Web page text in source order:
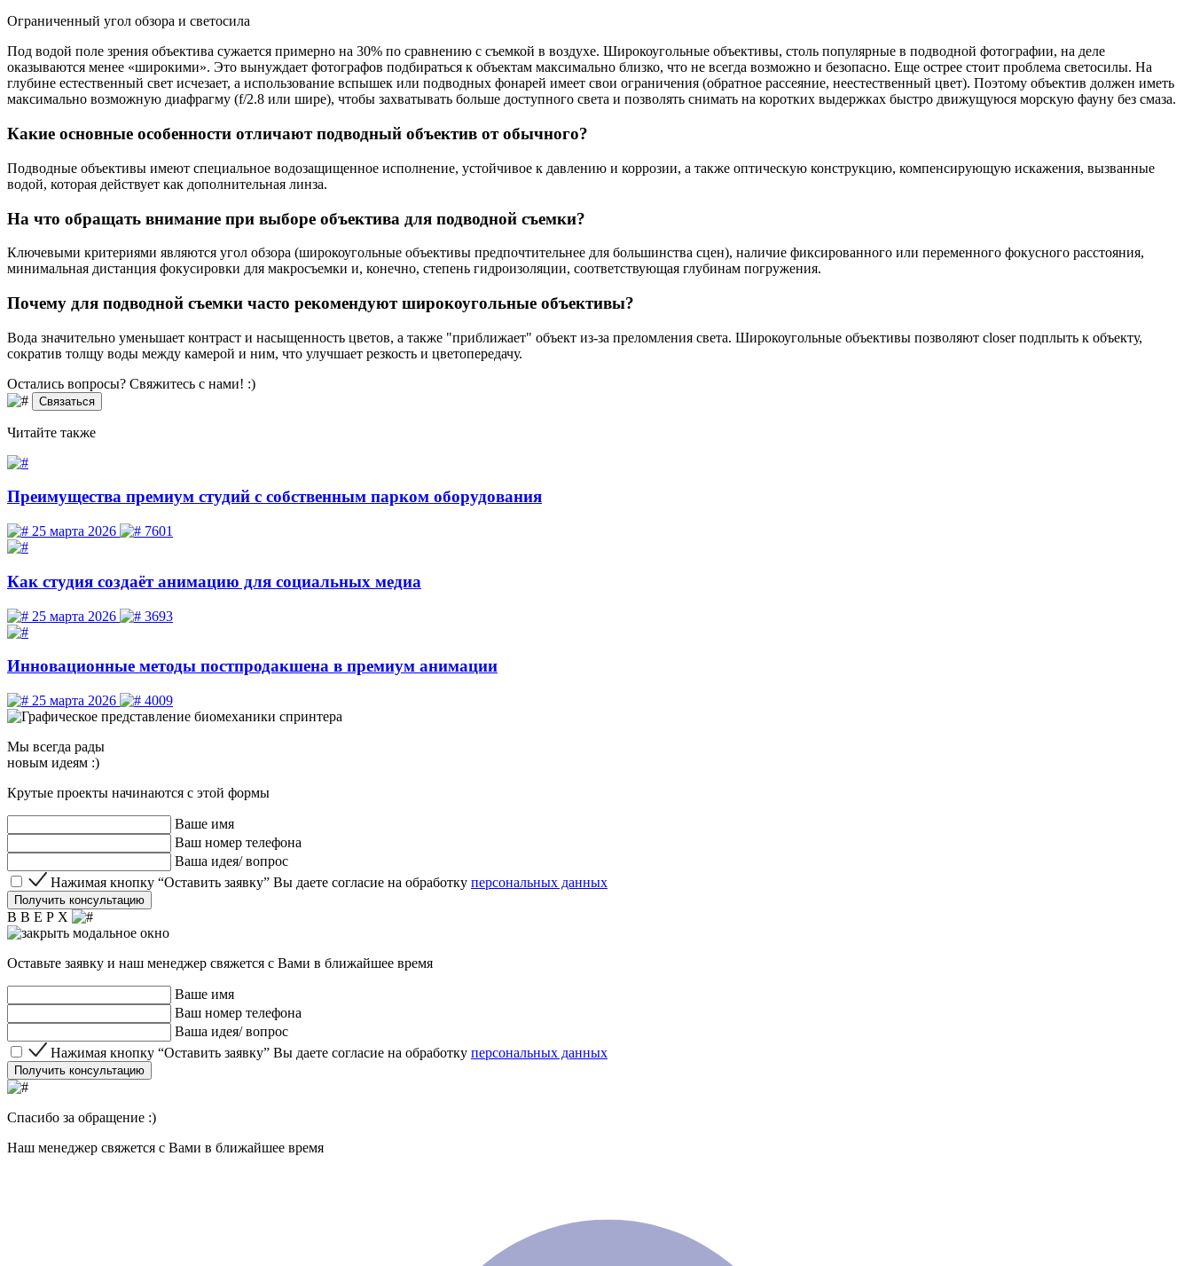
Ограниченный угол обзора и светосила
Под водой поле зрения объектива сужается примерно на 30% по сравнению с съемкой в воздухе. Широкоугольные объективы, столь популярные в подводной фотографии, на деле
оказываются менее «широкими». Это вынуждает фотографов подбираться к объектам максимально близко, что не всегда возможно и безопасно. Еще острее стоит проблема светосилы. На
глубине естественный свет исчезает, а использование вспышек или подводных фонарей имеет свои ограничения (обратное рассеяние, неестественный цвет). Поэтому объектив должен иметь
максимально возможную диафрагму (f/2.8 или шире), чтобы захватывать больше доступного света и позволять снимать на коротких выдержках быстро движущуюся морскую фауну без смаза.
Какие основные особенности отличают подводный объектив от обычного?
Подводные объективы имеют специальное водозащищенное исполнение, устойчивое к давлению и коррозии, а также оптическую конструкцию, компенсирующую искажения, вызванные
водой, которая действует как дополнительная линза.
На что обращать внимание при выборе объектива для подводной съемки?
Ключевыми критериями являются угол обзора (широкоугольные объективы предпочтительнее для большинства сцен), наличие фиксированного или переменного фокусного расстояния,
минимальная дистанция фокусировки для макросъемки и, конечно, степень гидроизоляции, соответствующая глубинам погружения.
Почему для подводной съемки часто рекомендуют широкоугольные объективы?
Вода значительно уменьшает контраст и насыщенность цветов, а также "приближает" объект из-за преломления света. Широкоугольные объективы позволяют closer подплыть к объекту,
сократив толщу воды между камерой и ним, что улучшает резкость и цветопередачу.
Остались вопросы? Свяжитесь с нами! :)
Связаться
Читайте также
Преимущества премиум студий с собственным парком оборудования
25 марта 2026 7601
Как студия создаёт анимацию для социальных медиа
25 марта 2026 3693
Инновационные методы постпродакшена в премиум анимации
25 марта 2026 4009
Мы всегда рады
новым идеям :)
Крутые проекты начинаются с этой формы
Ваше имя
Ваш номер телефона
Ваша идея/ вопрос
Нажимая кнопку “Оставить заявку” Вы даете согласие на обработку персональных данных
Нажимая кнопку “Оставить заявку” Вы даете согласие на обработку персональных данных
Получить консультацию
В В Е Р Х
Оставьте заявку и наш менеджер свяжется с Вами в ближайшее время
Ваше имя
Ваш номер телефона
Ваша идея/ вопрос
Нажимая кнопку “Оставить заявку” Вы даете согласие на обработку персональных данных
Нажимая кнопку “Оставить заявку” Вы даете согласие на обработку персональных данных
Получить консультацию
Спасибо за обращение :)
Наш менеджер свяжется с Вами в ближайшее время